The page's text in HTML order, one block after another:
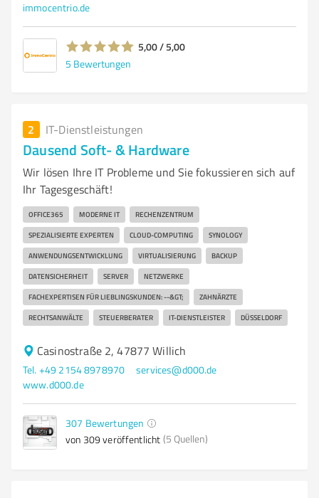
immocentrio.de
5,00 / 5,00
5 Bewertungen
2 IT-Dienstleistungen
Dausend Soft- & Hardware
Wir lösen Ihre IT Probleme und Sie fokussieren sich auf
Ihr Tagesgeschäft!
OFFICE365 MODERNE IT RECHENZENTRUM
SPEZIALISIERTE EXPERTEN CLOUD-COMPUTING SYNOLOGY
ANWENDUNGSENTWICKLUNG VIRTUALISIERUNG BACKUP
DATENSICHERHEIT SERVER NETZWERKE
FACHEXPERTISEN FÜR LIEBLINGSKUNDEN: --&GT; ZAHNÄRZTE
RECHTSANWÄLTE STEUERBERATER IT-DIENSTLEISTER DÜSSELDORF
Casinostraße 2, 47877 Willich
Tel. +49 2154 8978970
services@d000.de
www.d000.de
307 Bewertungen
von 309 veröffentlicht (5 Quellen)